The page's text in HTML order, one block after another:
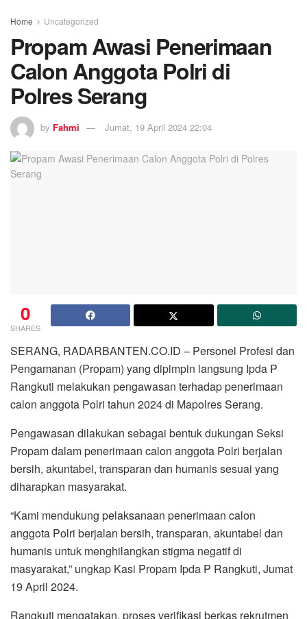
Home Uncategorized
Propam Awasi Penerimaan
Calon Anggota Polri di
Polres Serang
by Fahmi Jumat, 19 April 2024 22:04
0
SHARES
SERANG, RADARBANTEN.CO.ID – Personel Profesi dan
Pengamanan (Propam) yang dipimpin langsung Ipda P
Rangkuti melakukan pengawasan terhadap penerimaan
calon anggota Polri tahun 2024 di Mapolres Serang.
Pengawasan dilakukan sebagai bentuk dukungan Seksi
Propam dalam penerimaan calon anggota Polri berjalan
bersih, akuntabel, transparan dan humanis sesuai yang
diharapkan masyarakat.
“Kami mendukung pelaksanaan penerimaan calon
anggota Polri berjalan bersih, transparan, akuntabel dan
humanis untuk menghilangkan stigma negatif di
masyarakat,” ungkap Kasi Propam Ipda P Rangkuti, Jumat
19 April 2024.
Rangkuti mengatakan, proses verifikasi berkas rekrutmen